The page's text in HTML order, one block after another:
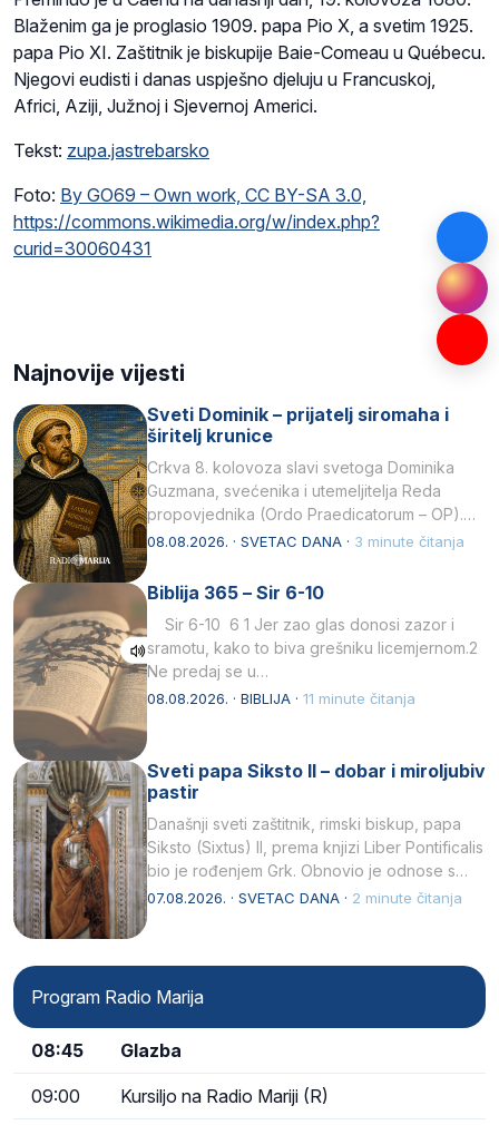
Blaženim ga je proglasio 1909. papa Pio X, a svetim 1925.
papa Pio XI. Zaštitnik je biskupije Baie-Comeau u Québecu.
Njegovi eudisti i danas uspješno djeluju u Francuskoj,
Africi, Aziji, Južnoj i Sjevernoj Americi.
Tekst: zupa.jastrebarsko
Foto: By GO69 – Own work, CC BY-SA 3.0,
https://commons.wikimedia.org/w/index.php?
curid=30060431
Najnovije vijesti
Sveti Dominik – prijatelj siromaha i
širitelj krunice
Crkva 8. kolovoza slavi svetoga Dominika
Guzmana, svećenika i utemeljitelja Reda
propovjednika (Ordo Praedicatorum – OP).
Svojim životom, dubokom ljubavlju prema
08.08.2026. · SVETAC DANA · 3 minute čitanja
Biblija 365 – Sir 6-10
Sir 6-10 6 1 Jer zao glas donosi zazor i
sramotu, kako to biva grešniku licemjernom.2
Ne predaj se u…
08.08.2026. · BIBLIJA · 11 minute čitanja
Sveti papa Siksto II – dobar i miroljubiv
pastir
Današnji sveti zaštitnik, rimski biskup, papa
Siksto (Sixtus) II, prema knjizi Liber Pontificalis
bio je rođenjem Grk. Obnovio je odnose s
afričkim…
07.08.2026. · SVETAC DANA · 2 minute čitanja
Program Radio Marija
08:45 Glazba
09:00 Kursiljo na Radio Mariji (R)